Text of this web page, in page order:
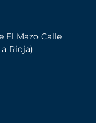
El Mazo Calle
Rioja)